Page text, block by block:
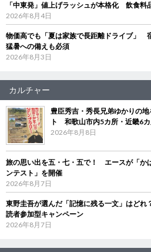
「中東発」値上げラッシュが本格化 飲食料
2026年8月4日
物価高でも「夏は家族で長距離ドライブ」
猛暑への備えも必須
2026年8月3日
カルチャー
豊臣秀吉・秀長兄弟ゆかりの
ト 和歌山市内5カ所・近畿6
2026年8月8日
旅の思い出を五・七・五で！ エースが「か
ンテスト」を開催
2026年8月7日
東野圭吾が選んだ「記憶に残る一文」はど
読者参加型キャンペーン
2026年8月7日